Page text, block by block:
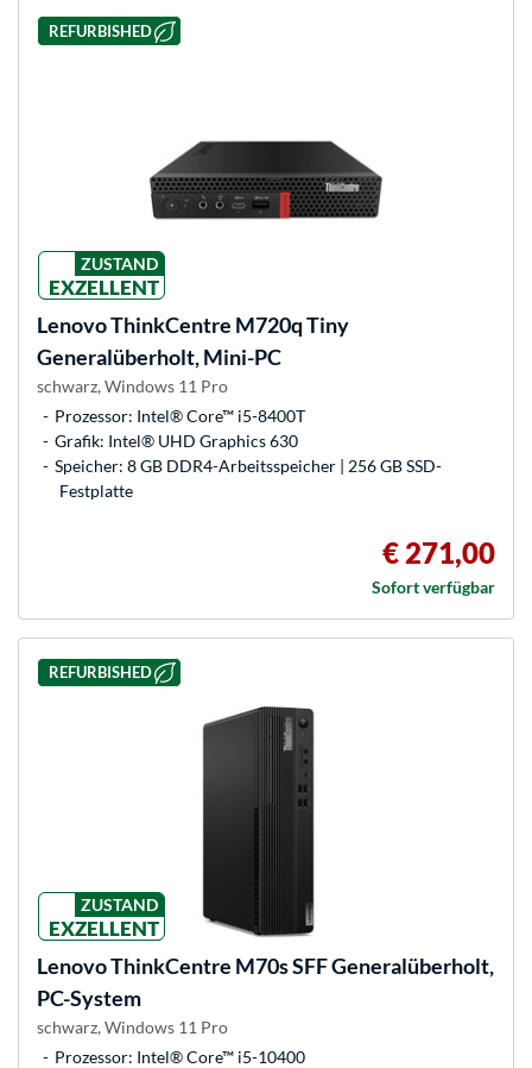
REFURBISHED
ZUSTAND
EXZELLENT
LenovoThinkCentre M720q Tiny
Generalüberholt, Mini-PC
schwarz, Windows 11 Pro
Prozessor: Intel® Core™ i5-8400T
Grafik: Intel® UHD Graphics 630
Speicher: 8 GB DDR4-Arbeitsspeicher | 256 GB SSD-
Festplatte
€ 271,00
Sofort verfügbar
REFURBISHED
ZUSTAND
EXZELLENT
LenovoThinkCentre M70s SFF Generalüberholt,
PC-System
schwarz, Windows 11 Pro
Prozessor: Intel® Core™ i5-10400